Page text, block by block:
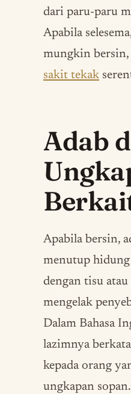
dari paru-paru
Apabila
mungkin bersin,
sakit tekak
Adab
Apabila bersin,
menutup
dengan tisu
mengelak
Dalam Bahasa
lazimnya berkata
kepada orang
ungkapan